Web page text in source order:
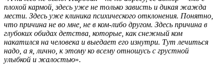
плохой кармой, здесь уже не только зависть и дикая жажда
мести. Здесь уже клиника психического отклонения. Понятно,
что причина не во мне, не в ком-либо другом. Здесь причина в
глубоких обидах детства, которые, как снежный ком
накатился на человека и выедает его изнутри. Тут лечиться
надо, а я, лично, к этому ко всему отношусь с грустной
улыбкой и жалостью».